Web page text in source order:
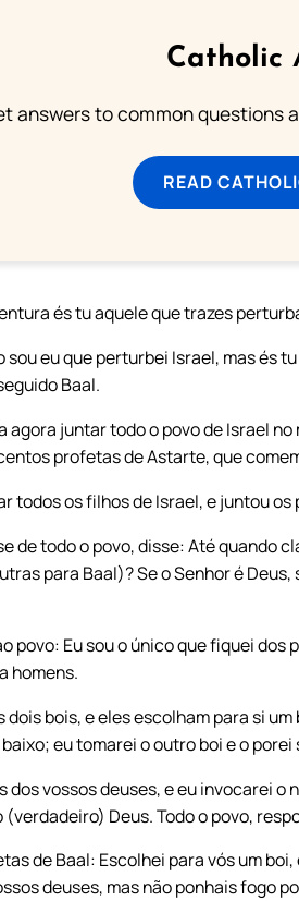
Catholic
answers to common questions
READ
és tu aquele que trazes
sou eu que perturbei Israel, mas és
Baal.
agora juntar todo o povo de Israel
profetas de Astarte, que
todos os filhos de Israel, e juntou
de todo o povo, disse: Até quando
para Baal)? Se o Senhor é
povo: Eu sou o único que fiquei
homens.
bois, e eles escolham para si
eu tomarei o outro boi e o
dos vossos deuses, e eu invocarei
Deus. Todo o povo,
de Baal: Escolhei para vós um
deuses, mas não ponhais fogo